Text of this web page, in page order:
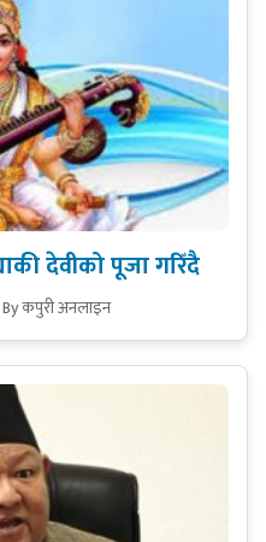
देवीको पूजा गरिँदै
By कपुरी अनलाइन